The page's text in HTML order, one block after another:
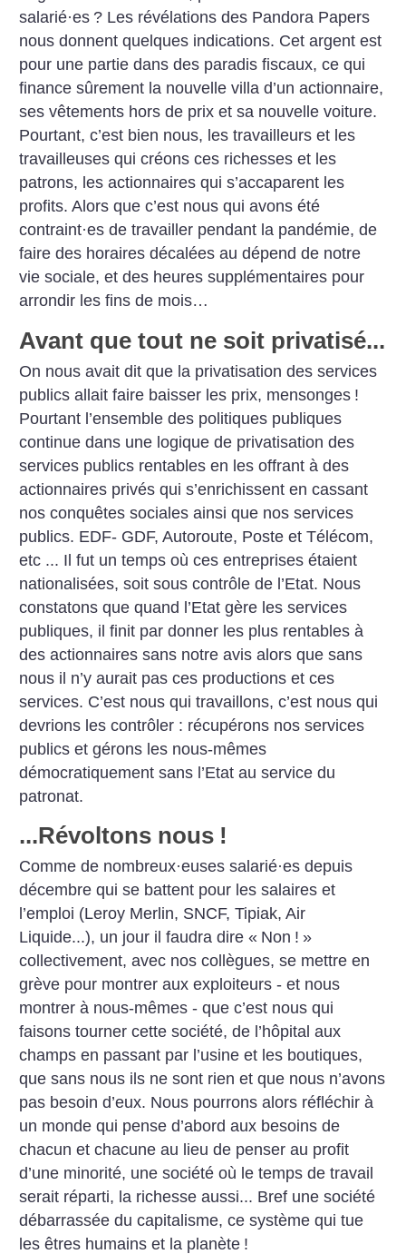
salarié·es ? Les révélations des Pandora Papers
nous donnent quelques indications. Cet argent est
pour une partie dans des paradis fiscaux, ce qui
finance sûrement la nouvelle villa d’un actionnaire,
ses vêtements hors de prix et sa nouvelle voiture.
Pourtant, c’est bien nous, les travailleurs et les
travailleuses qui créons ces richesses et les
patrons, les actionnaires qui s’accaparent les
profits. Alors que c’est nous qui avons été
contraint·es de travailler pendant la pandémie, de
faire des horaires décalées au dépend de notre
vie sociale, et des heures supplémentaires pour
arrondir les fins de mois…
Avant que tout ne soit privatisé...
On nous avait dit que la privatisation des services
publics allait faire baisser les prix, mensonges !
Pourtant l’ensemble des politiques publiques
continue dans une logique de privatisation des
services publics rentables en les offrant à des
actionnaires privés qui s’enrichissent en cassant
nos conquêtes sociales ainsi que nos services
publics. EDF- GDF, Autoroute, Poste et Télécom,
etc ... Il fut un temps où ces entreprises étaient
nationalisées, soit sous contrôle de l’Etat. Nous
constatons que quand l’Etat gère les services
publiques, il finit par donner les plus rentables à
des actionnaires sans notre avis alors que sans
nous il n’y aurait pas ces productions et ces
services. C’est nous qui travaillons, c’est nous qui
devrions les contrôler : récupérons nos services
publics et gérons les nous-mêmes
démocratiquement sans l’Etat au service du
patronat.
...Révoltons nous !
Comme de nombreux·euses salarié·es depuis
décembre qui se battent pour les salaires et
l’emploi (Leroy Merlin, SNCF, Tipiak, Air
Liquide...), un jour il faudra dire « Non ! »
collectivement, avec nos collègues, se mettre en
grève pour montrer aux exploiteurs - et nous
montrer à nous-mêmes - que c’est nous qui
faisons tourner cette société, de l’hôpital aux
champs en passant par l’usine et les boutiques,
que sans nous ils ne sont rien et que nous n’avons
pas besoin d’eux. Nous pourrons alors réfléchir à
un monde qui pense d’abord aux besoins de
chacun et chacune au lieu de penser au profit
d’une minorité, une société où le temps de travail
serait réparti, la richesse aussi... Bref une société
débarrassée du capitalisme, ce système qui tue
les êtres humains et la planète !